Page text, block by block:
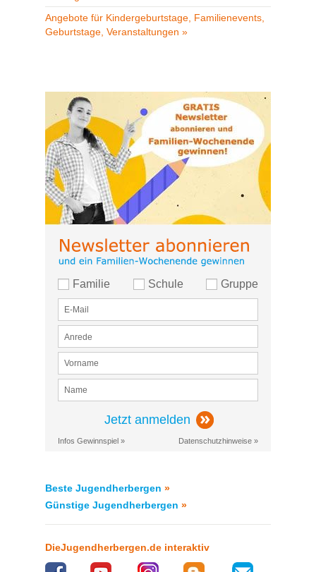
Angebote für Kindergeburtstage, Familienevents,
Geburtstage, Veranstaltungen »
Familie Schule Gruppe
Jetzt anmelden
Infos Gewinnspiel » Datenschutzhinweise »
Beste Jugendherbergen »
Günstige Jugendherbergen »
DieJugendherbergen.de interaktiv